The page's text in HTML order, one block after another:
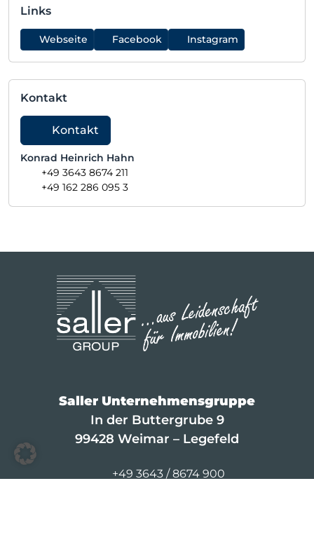
Links
Webseite Facebook Instagram
Kontakt
Kontakt
Konrad Heinrich Hahn
+49 3643 8674 211
+49 162 286 095 3
Saller Unternehmensgruppe
In der Buttergrube 9
99428 Weimar – Legefeld
+49 3643 / 8674 900